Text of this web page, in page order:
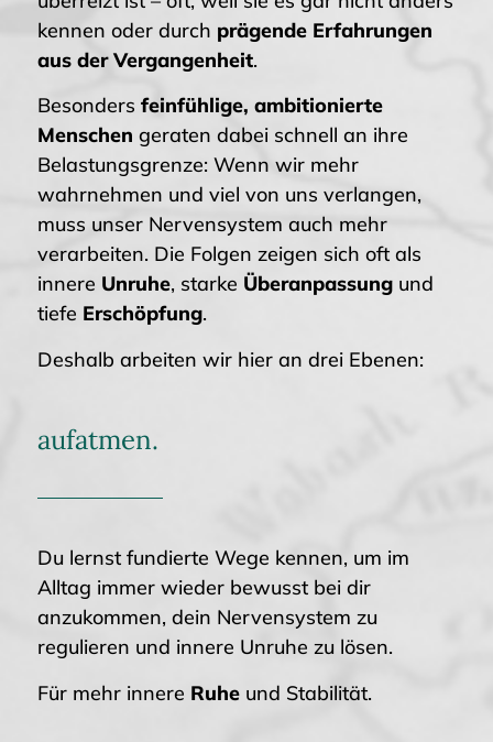
kennen oder durch prägende Erfahrungen
aus der Vergangenheit.
Besondersfeinfühlige, ambitionierte
Menschen geraten dabei schnell an ihre
Belastungsgrenze: Wenn wir mehr
wahrnehmen und viel von uns verlangen,
muss unser Nervensystem auch mehr
verarbeiten. Die Folgen zeigen sich oft als
innere Unruhe, starke Überanpassung und
tiefe Erschöpfung.
Deshalb arbeiten wir hier an drei Ebenen:
aufatmen.
Du lernst fundierte Wege kennen, um im
Alltag immer wieder bewusst bei dir
anzukommen, dein Nervensystem zu
regulieren und innere Unruhe zu lösen.
Für mehr innere Ruhe und Stabilität.